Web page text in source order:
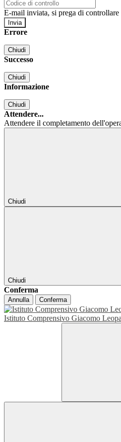
E-mail inviata, si prega di controllare
Errore
Chiudi
Successo
Chiudi
Informazione
Chiudi
Attendere...
Attendere il completamento
Chiudi
Chiudi
Conferma
Annulla Conferma
Istituto Comprensivo Giacomo